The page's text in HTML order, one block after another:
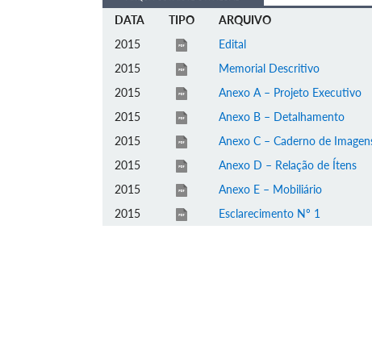
DATA TIPO ARQUIVO
2015
Edital
2015
Memorial Descritivo
2015
Anexo A – Projeto Executivo
2015
Anexo B – Detalhamento
2015
Anexo C – Caderno de
2015
Anexo D – Relação de Ítens
2015
Anexo E – Mobiliário
2015
Esclarecimento Nº 1